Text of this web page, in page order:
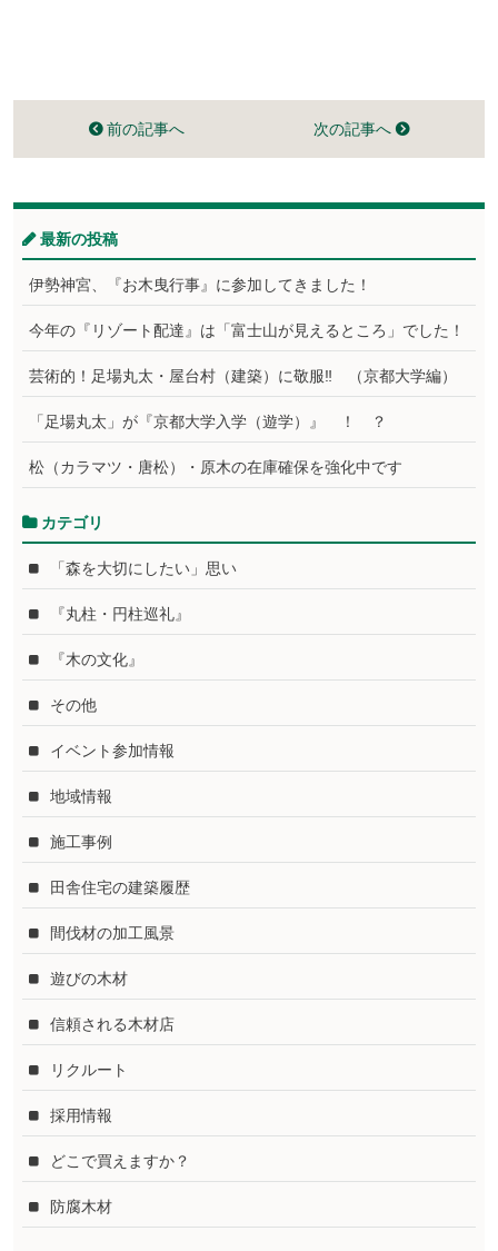
前の記事へ 次の記事へ
最新の投稿
伊勢神宮、『お木曳行事』に参加してきました！
今年の『リゾート配達』は「富士山が見えるところ」でした！
芸術的！足場丸太・屋台村（建築）に敬服‼ （京都大学編）
「足場丸太」が『京都大学入学（遊学）』 ！ ？
松（カラマツ・唐松）・原木の在庫確保を強化中です
カテゴリ
「森を大切にしたい」思い
『丸柱・円柱巡礼』
『木の文化』
その他
イベント参加情報
地域情報
施工事例
田舎住宅の建築履歴
間伐材の加工風景
遊びの木材
信頼される木材店
リクルート
採用情報
どこで買えますか？
防腐木材